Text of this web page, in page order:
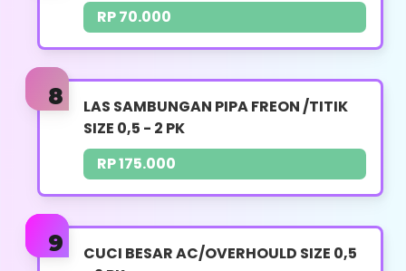
BONGKAR PASANG AC
HARGA : RP. 450.000
Pencopotan Pipa Kabel Jika Memungkinkan
RP 70.000
LAS SAMBUNGAN PIPA FREON /TITIK
SIZE 0,5 - 2 PK
RP 175.000
CUCI BESAR AC/OVERHOULD SIZE 0,5